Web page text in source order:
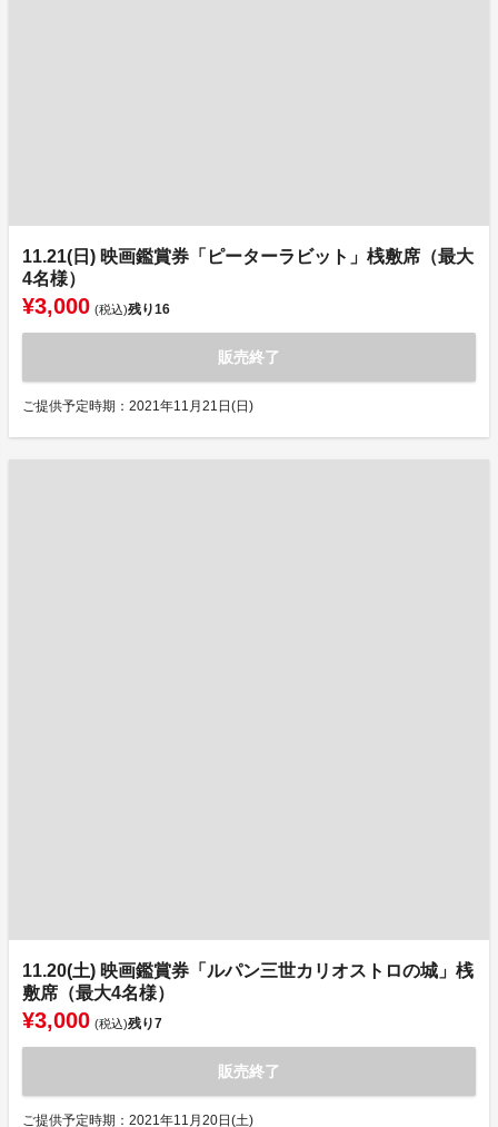
11.21(日) 映画鑑賞券「ピーターラビット」桟敷席（最大
4名様）
¥3,000 (税込)残り16
販売終了
ご提供予定時期：2021年11月21日(日)
11.20(土) 映画鑑賞券「ルパン三世カリオストロの城」桟
敷席（最大4名様）
¥3,000 (税込)残り7
販売終了
ご提供予定時期：2021年11月20日(土)